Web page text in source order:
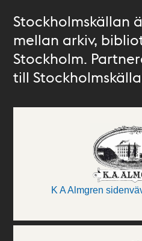
Stockholmskällan
mellan arkiv,
Stockholm.
till
K A Almgren